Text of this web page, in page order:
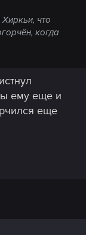
что
когда
ему еще и
еще